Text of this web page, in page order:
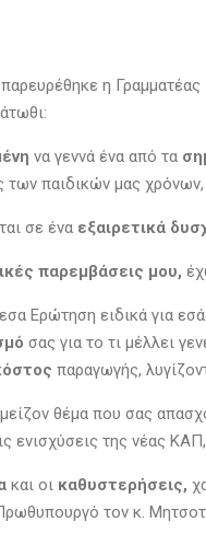
η
να γεννά ένα από τα
των παιδικών μας
σε ένα εξαιρετικά
παρεμβάσεις μου,
Ερώτηση ειδικά για
σας για το τι μέλλει
παραγωγής,
θέμα που σας
ενισχύσεις της νέας
και οι καθυστερήσεις,
τον κ.